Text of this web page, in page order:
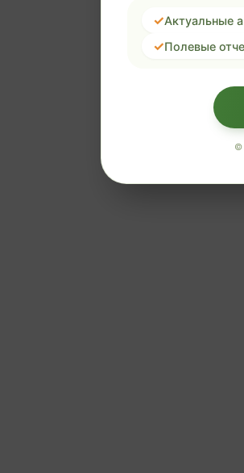
Актуальные
Полевые
©